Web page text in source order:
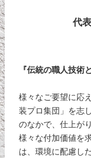
代
『伝統の職人技術
様々なご要望に応
装プロ集団」を志
のなかで、仕上が
様々な付加価値を
は、環境に配慮し